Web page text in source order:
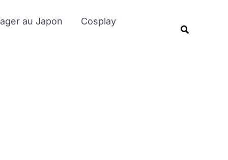
au Japon Cosplay